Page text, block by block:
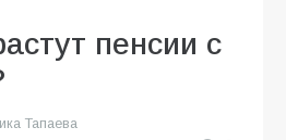
пенсии с
Тапаева